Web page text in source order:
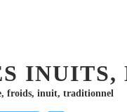
INUITS,
, froids, inuit, traditionnel